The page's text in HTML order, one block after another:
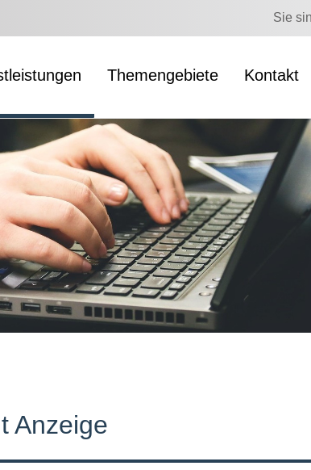
Sie
Themengebiete Kontakt
Anzeige